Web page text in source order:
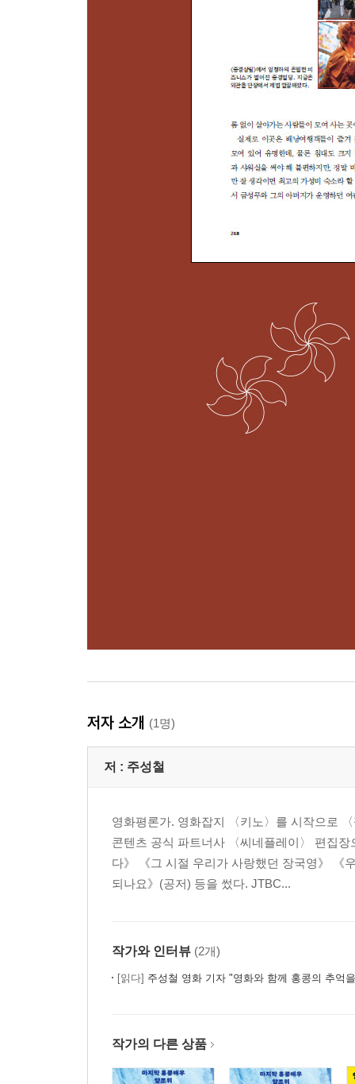
저자 소개 (1명)
저 : 주성철
영화평론가. 영화잡지 〈키노〉를 시작으로
콘텐츠 공식 파트너사 〈씨네플레이〉 편집
다》 《그 시절 우리가 사랑했던 장국영》 《
되나요》(공저) 등을 썼다. JTBC...
작가와 인터뷰 (2개)
[읽다] 주성철 영화 기자 "영화와 함께 홍콩의 추억
작가의 다른 상품